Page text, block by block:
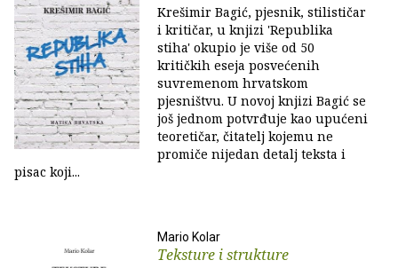
Krešimir Bagić, pjesnik, stilističar
i kritičar, u knjizi 'Republika
stiha' okupio je više od 50
kritičkih eseja posvećenih
suvremenom hrvatskom
pjesništvu. U novoj knjizi Bagić se
još jednom potvrđuje kao upućeni
teoretičar, čitatelj kojemu ne
promiče nijedan detalj teksta i
pisac koji...
Mario Kolar
Teksture i strukture